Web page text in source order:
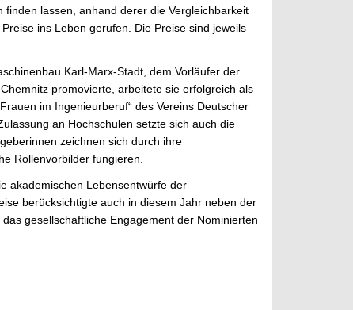
lassen, anhand derer die Vergleichbarkeit
ins Leben gerufen. Die Preise sind jeweils
Karl-Marx-Stadt, dem Vorläufer der
promovierte, arbeitete sie erfolgreich als
im Ingenieurberuf“ des Vereins Deutscher
an Hochschulen setzte sich auch die
zeichnen sich durch ihre
Rollenvorbilder fungieren.
akademischen Lebensentwürfe der
berücksichtigte auch in diesem Jahr neben der
gesellschaftliche Engagement der Nominierten